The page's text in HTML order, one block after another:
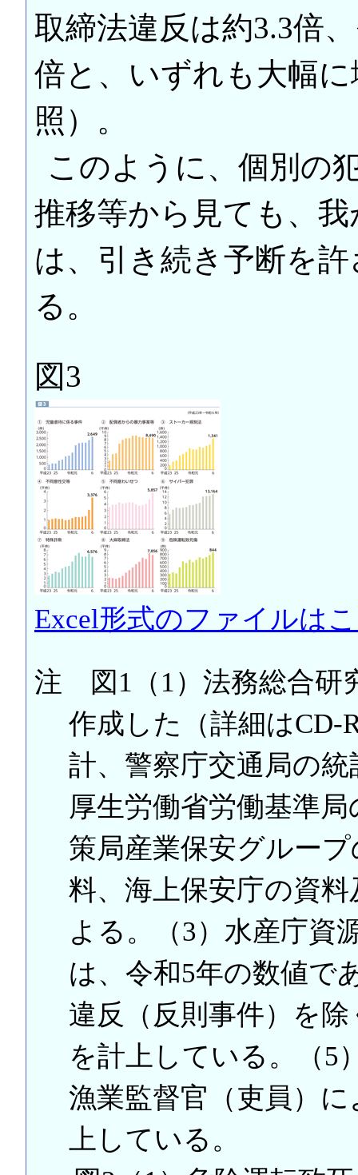
取締法違反は約3.3倍
倍と、いずれも大幅
照）。
このように、個別の
推移等から見ても、
は、引き続き予断を
る。
図3
Excel形式のファイルは
注 図1（1）法務総合研
作成した（詳細はCD-
計、警察庁交通局の
厚生労働省労働基準
策局産業保安グルー
料、海上保安庁の資
よる。（3）水産庁資
は、令和5年の数値で
違反（反則事件）を
を計上している。（5
漁業監督官（吏員）
上している。